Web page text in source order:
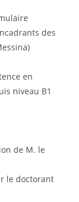
des
en
niveau B1
de M. le
le doctorant